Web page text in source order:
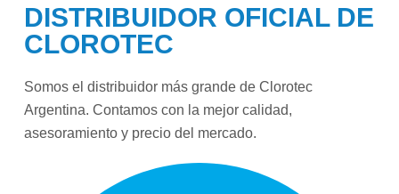
DISTRIBUIDOR OFICIAL DE
CLOROTEC
Somos el distribuidor más grande de Clorotec
Argentina. Contamos con la mejor calidad,
asesoramiento y precio del mercado.